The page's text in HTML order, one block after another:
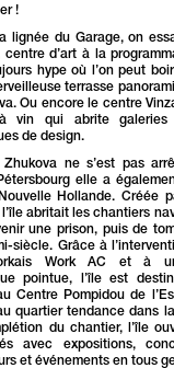
!
lignée du Garage, on
centre d’art à la
hype où l’on peut
terrasse
Ou encore le centre
vin qui abrite galeries
de design.
Zhukova ne s’est pas
elle a
Hollande. Créée
l’île abritait les chantiers
une prison, puis de
siècle. Grâce à
Work AC et à
pointue, l’île est
Centre Pompidou de
quartier tendance dans
du chantier, l’île
avec expositions,
et événements en tous